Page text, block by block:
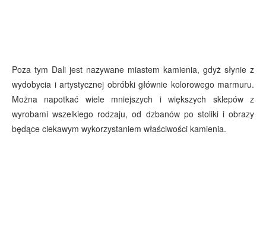
Poza tym Dali jest nazywane miastem kamienia, gdyż słynie z
wydobycia i artystycznej obróbki głównie kolorowego marmuru.
Można napotkać wiele mniejszych i większych sklepów z
wyrobami wszelkiego rodzaju, od dzbanów po stoliki i obrazy
będące ciekawym wykorzystaniem właściwości kamienia.